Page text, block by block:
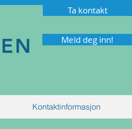
Ta kontakt
Meld deg inn!
Kontaktinformasjon